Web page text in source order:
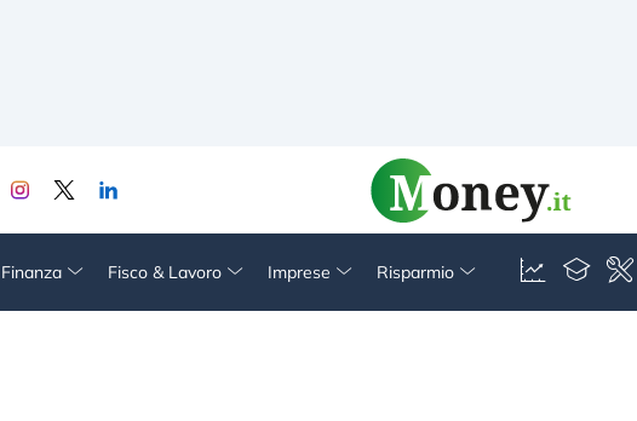
Fisco & Lavoro Imprese Risparmio